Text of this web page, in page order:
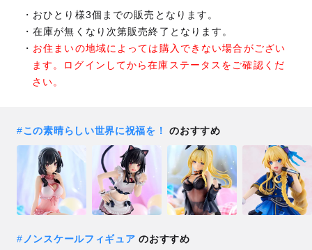
おひとり様3個までの販売となります。
在庫が無くなり次第販売終了となります。
お住まいの地域によっては購入できない場合がござい
ます。ログインしてから在庫ステータスをご確認くだ
さい。
#この素晴らしい世界に祝福を！ のおすすめ
# ノンスケールフィギュア のおすすめ